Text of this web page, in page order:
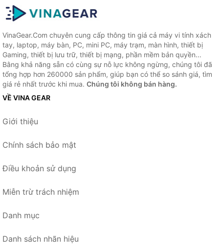
VinaGear.Com chuyên cung cấp thông tin giá cả máy vi tính xách
tay, laptop, máy bàn, PC, mini PC, máy trạm, màn hình, thiết bị
Gaming, thiết bị lưu trữ, thiết bị mạng, phần mềm bản quyền...
Bằng khả năng sẵn có cùng sự nỗ lực không ngừng, chúng tôi đã
tổng hợp hơn 260000 sản phẩm, giúp bạn có thể so sánh giá, tìm
giá rẻ nhất trước khi mua. Chúng tôi không bán hàng.
VỀ VINA GEAR
Giới thiệu
Chính sách bảo mật
Điều khoản sử dụng
Miễn trừ trách nhiệm
Danh mục
Danh sách nhãn hiệu